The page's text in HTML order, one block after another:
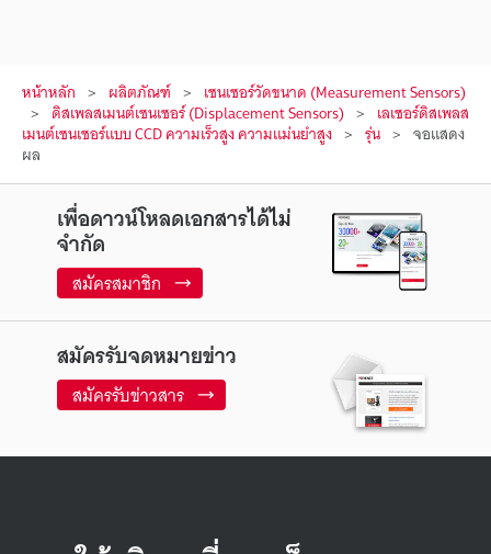
หน้าหลัก ผลิตภัณฑ์ เซนเซอร์วัดขนาด (Measurement Sensors)
ดิสเพลสเมนต์เซนเซอร์ (Displacement Sensors) เลเซอร์ดิสเพลส
เมนต์เซนเซอร์แบบ CCD ความเร็วสูง ความแม่นยำสูง รุ่น จอแสดง
ผล
เพื่อดาวน์โหลดเอกสารได้ไม่
จำกัด
สมัครสมาชิก
สมัครรับจดหมายข่าว
สมัครรับข่าวสาร